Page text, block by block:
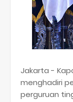
Jakarta -
menghadiri
perguruan